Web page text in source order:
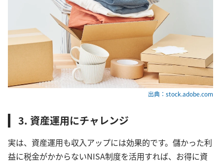
出典：stock.adobe.com
3. 資産運用にチャレンジ
実は、資産運用も収入アップには効果的です。儲かった利
益に税金がかからないNISA制度を活用すれば、お得に資